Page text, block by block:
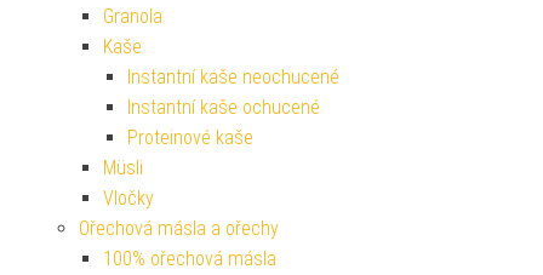
Granola
Kaše
Instantní kaše neochucené
Instantní kaše ochucené
Proteinové kaše
Müsli
Vločky
Ořechová másla a ořechy
100% ořechová másla